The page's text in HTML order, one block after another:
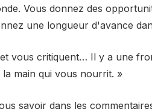
Vous donnez des
une longueur d'avance
vous critiquent… Il y a une
main qui vous nourrit. »
savoir dans les